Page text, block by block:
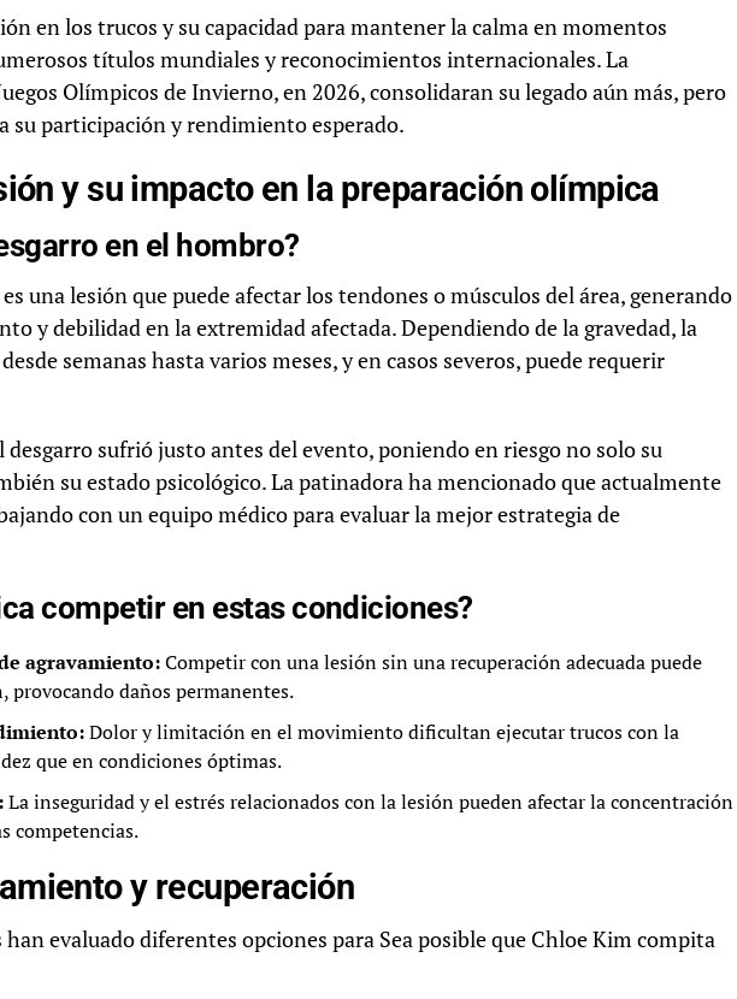
en los trucos y su capacidad para mantener la calma en momentos
títulos mundiales y reconocimientos internacionales. La
Olímpicos de Invierno, en 2026, consolidaran su legado aún más, pero
su participación y rendimiento esperado.
y su impacto en la preparación olímpica
en el hombro?
una lesión que puede afectar los tendones o músculos del área, generando
y debilidad en la extremidad afectada. Dependiendo de la gravedad, la
semanas hasta varios meses, y en casos severos, puede requerir
desgarro sufrió justo antes del evento, poniendo en riesgo no solo su
su estado psicológico. La patinadora ha mencionado que actualmente
con un equipo médico para evaluar la mejor estrategia de
competir en estas condiciones?
agravamiento:Competir con una lesión sin una recuperación adecuada puede
provocando daños permanentes.
Dolor y limitación en el movimiento dificultan ejecutar trucos con la
que en condiciones óptimas.
La inseguridad y el estrés relacionados con la lesión pueden afectar la concentración
competencias.
y recuperación
evaluado diferentes opciones para Sea posible que Chloe Kim compita